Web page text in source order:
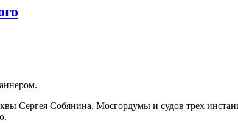
Сергея Собянина, Мосгордумы и судов трех